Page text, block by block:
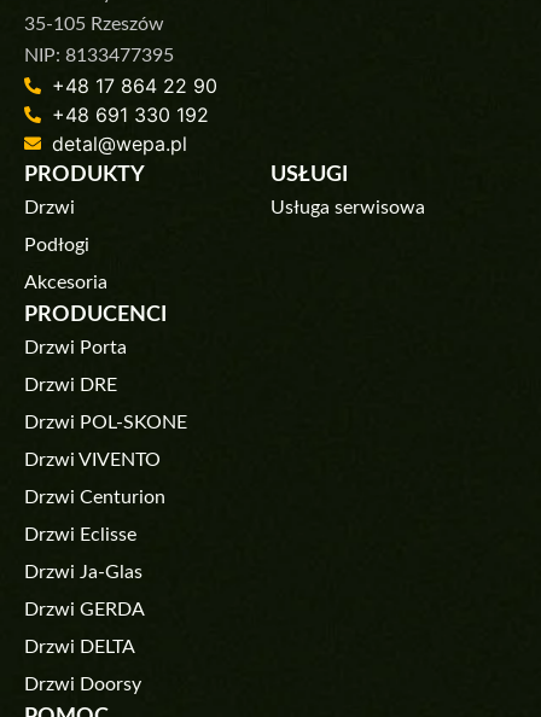
35-105 Rzeszów
NIP: 8133477395
+48 17 864 22 90
+48 691 330 192
detal@wepa.pl
PRODUKTY
Drzwi
Podłogi
Akcesoria
USŁUGI
Usługa serwisowa
PRODUCENCI
Drzwi Porta
Drzwi DRE
Drzwi POL-SKONE
Drzwi VIVENTO
Drzwi Centurion
Drzwi Eclisse
Drzwi Ja-Glas
Drzwi GERDA
Drzwi DELTA
Drzwi Doorsy